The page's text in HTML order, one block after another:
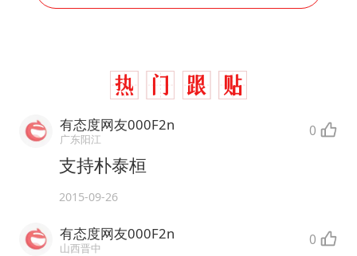
有态度网友000F2n
广东阳江 0
支持朴泰桓
2015-09-26
有态度网友000F2n
山西晋中 0